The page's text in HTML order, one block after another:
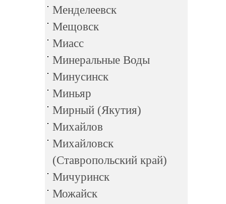
Менделеевск
Мещовск
Миасс
Минеральные Воды
Минусинск
Миньяр
Мирный (Якутия)
Михайлов
Михайловск
(Ставропольский край)
Мичуринск
Можайск